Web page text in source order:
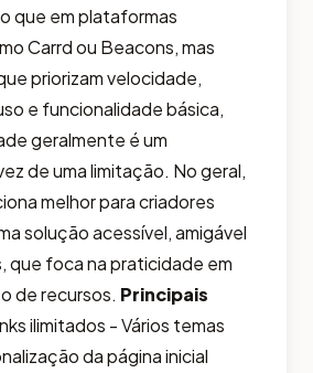
que em plataformas
Carrd ou Beacons, mas
priorizam velocidade,
e funcionalidade básica,
geralmente é um
de uma limitação. No geral,
melhor para criadores
solução acessível, amigável
que foca na praticidade em
de recursos. Principais
ilimitados - Vários temas
da página inicial